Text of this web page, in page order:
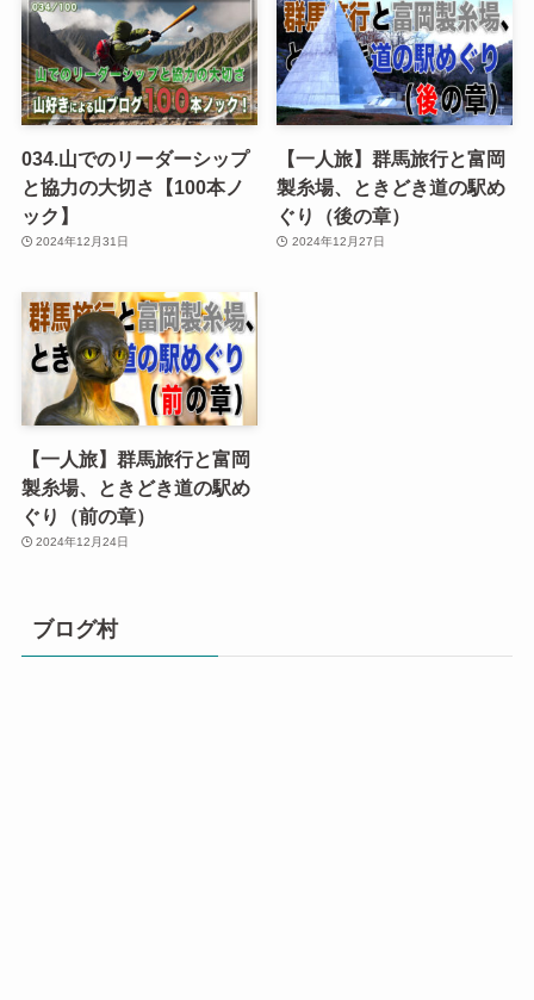
034.山でのリーダーシップ
と協力の大切さ【100本ノ
ック】
2024年12月31日
【一人旅】群馬旅行と富岡
製糸場、ときどき道の駅め
ぐり（後の章）
2024年12月27日
【一人旅】群馬旅行と富岡
製糸場、ときどき道の駅め
ぐり（前の章）
2024年12月24日
ブログ村